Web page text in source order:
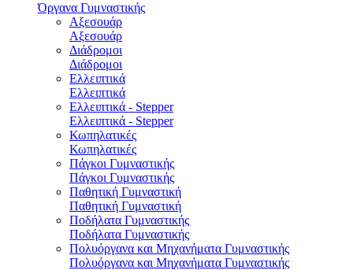
Όργανα Γυμναστικής
Αξεσουάρ
Αξεσουάρ
Διάδρομοι
Διάδρομοι
Ελλειπτικά
Ελλειπτικά
Ελλειπτικά - Stepper
Ελλειπτικά - Stepper
Κωπηλατικές
Κωπηλατικές
Πάγκοι Γυμναστικής
Πάγκοι Γυμναστικής
Παθητική Γυμναστική
Παθητική Γυμναστική
Ποδήλατα Γυμναστικής
Ποδήλατα Γυμναστικής
Πολυόργανα και Μηχανήματα Γυμναστικής
Πολυόργανα και Μηχανήματα Γυμναστικής